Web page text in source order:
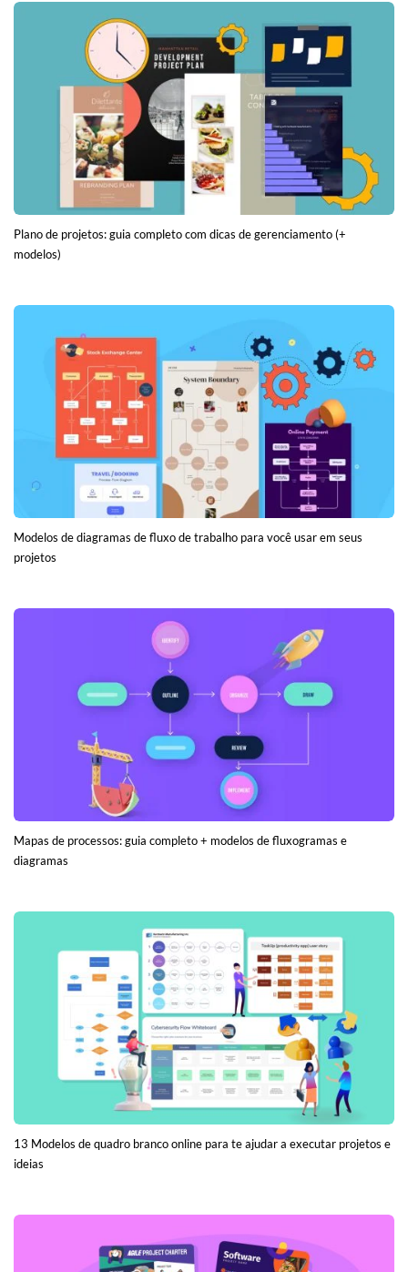
Plano de projetos: guia completo com dicas de gerenciamento (+
modelos)
Modelos de diagramas de fluxo de trabalho para você usar em seus
projetos
Mapas de processos: guia completo + modelos de fluxogramas e
diagramas
13 Modelos de quadro branco online para te ajudar a executar projetos e
ideias